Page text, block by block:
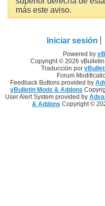
más este aviso.
Iniciar sesión
Powered by
Copyright © 2026
Traducción por
Forum
Feedback Buttons provided by
vBulletin Mods & Addons
User Alert System provided by
& Addons Copyright ©